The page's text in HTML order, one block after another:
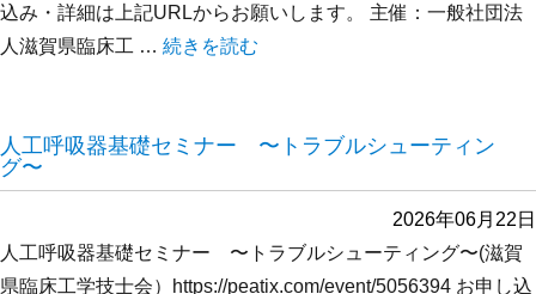
込み・詳細は上記URLからお願いします。 主催：一般社団法
人滋賀県臨床工 … “人工呼吸器基礎セミナー 〜トラブルシュ
続きを読む
人工呼吸器基礎セミナー 〜トラブルシューティン
グ〜
2026年06月22日
人工呼吸器基礎セミナー 〜トラブルシューティング〜(滋賀
県臨床工学技士会）https://peatix.com/event/5056394 お申し込